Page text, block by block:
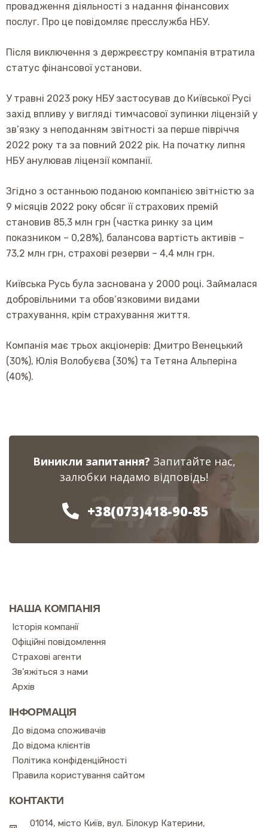
провадження діяльності з надання фінансових
послуг. Про це повідомляє пресслужба НБУ.
Після виключення з держреєстру компанія втратила
статус фінансової установи.
У травні 2023 року НБУ застосував до Київської Русі
захід впливу у вигляді тимчасової зупинки ліцензій у
зв’язку з неподанням звітності за перше півріччя
2022 року та за повний 2022 рік. На початку липня
НБУ анулював ліцензії компанії.
Згідно з останньою поданою компанією звітністю за
9 місяців 2022 року обсяг її страхових премій
становив 85,3 млн грн (частка ринку за цим
показником – 0,28%), балансова вартість активів –
73,2 млн грн, страхові резерви – 4,4 млн грн.
Київська Русь була заснована у 2000 році. Займалася
добровільними та обов’язковими видами
страхування, крім страхування життя.
Компанія має трьох акціонерів: Дмитро Венецький
(30%), Юлія Волобуєва (30%) та Тетяна Альперіна
(40%).
Виникли запитання? Запитайте нас,
залюбки надамо відповідь!
+38(073)418-90-85
24/7
НАША КОМПАНІЯ
Історія компанії
Офіційні повідомлення
Страхові агенти
Зв'яжіться з нами
Архів
ІНФОРМАЦІЯ
До відома споживачів
До відома клієнтів
Політика конфіденційності
Правила користування сайтом
КОНТАКТИ
01014, місто Київ, вул. Білокур Катерини,